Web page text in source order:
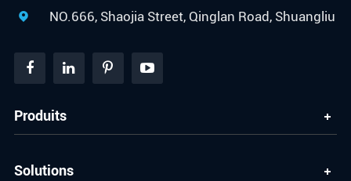
 NO.666, Shaojia Street, Qinglan Road, Shuangliu
Produits
Solutions